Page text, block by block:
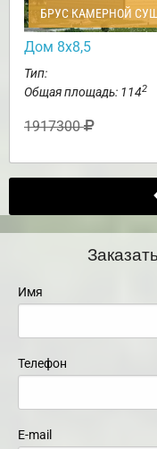
БРУС КАМЕРНОЙ
Дом 8х8,5
Тип:
Общая площадь: 1142
1917300
Имя
Телефон
E-mail